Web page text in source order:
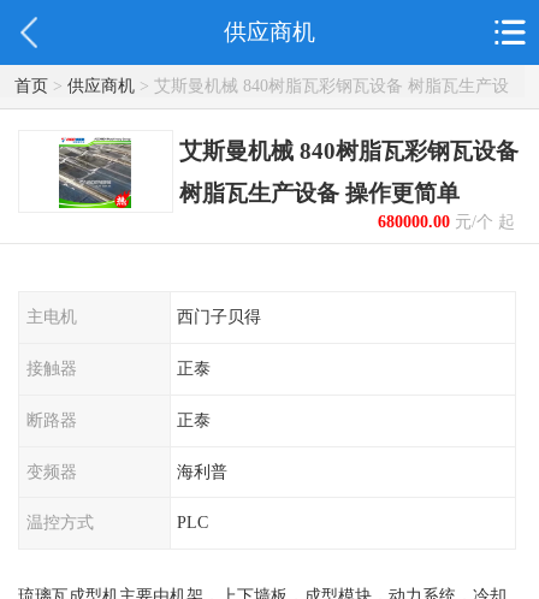
供应商机
首页> 供应商机> 艾斯曼机械 840树脂瓦彩钢瓦设备 树脂瓦生产设
备 操作更简单
艾斯曼机械 840树脂瓦彩钢瓦设备
树脂瓦生产设备 操作更简单
680000.00元/个 起
主电机 西门子贝得
接触器 正泰
断路器 正泰
变频器 海利普
温控方式 PLC